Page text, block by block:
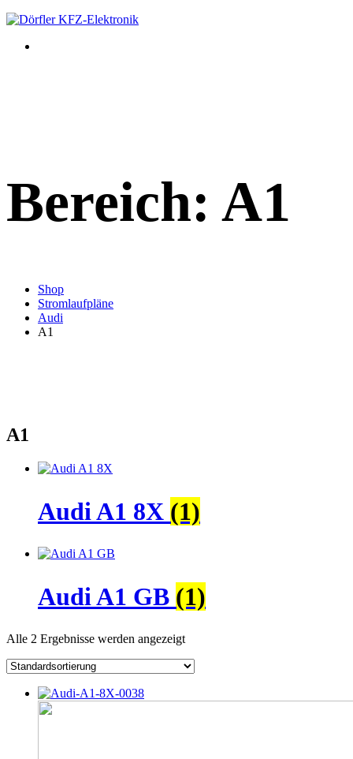
Bereich: A1
Shop
Stromlaufpläne
Audi
A1
A1
Audi A1 8X (1)
Audi A1 GB (1)
Alle 2 Ergebnisse werden angezeigt